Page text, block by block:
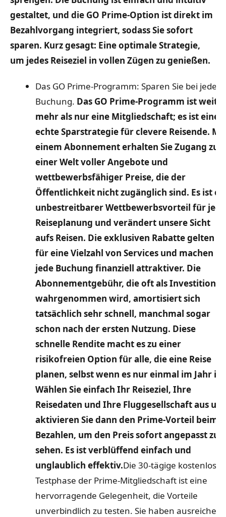
gestaltet, und die GO Prime-Option ist direkt im
Bezahlvorgang integriert, sodass Sie sofort
sparen. Kurz gesagt: Eine optimale Strategie,
um jedes Reiseziel in vollen Zügen zu genießen.
Das GO Prime-Programm: Sparen Sie bei jeder
Buchung. Das GO Prime-Programm ist weit
mehr als nur eine Mitgliedschaft; es ist eine
echte Sparstrategie für clevere Reisende. Mit
einem Abonnement erhalten Sie Zugang zu
einer Welt voller Angebote und
wettbewerbsfähiger Preise, die der
Öffentlichkeit nicht zugänglich sind. Es ist
unbestreitbarer Wettbewerbsvorteil für jede
Reiseplanung und verändert unsere Sicht
aufs Reisen. Die exklusiven Rabatte gelten
für eine Vielzahl von Services und machen
jede Buchung finanziell attraktiver. Die
Abonnementgebühr, die oft als Investition
wahrgenommen wird, amortisiert sich
tatsächlich sehr schnell, manchmal sogar
schon nach der ersten Nutzung. Diese
schnelle Rendite macht es zu einer
risikofreien Option für alle, die eine Reise
planen, selbst wenn es nur einmal im Jahr ist.
Wählen Sie einfach Ihr Reiseziel, Ihre
Reisedaten und Ihre Fluggesellschaft aus
aktivieren Sie dann den Prime-Vorteil beim
Bezahlen, um den Preis sofort angepasst zu
sehen. Es ist verblüffend einfach und
unglaublich effektiv.Die 30-tägige kostenlose
Testphase der Prime-Mitgliedschaft ist eine
hervorragende Gelegenheit, die Vorteile
unverbindlich zu testen. Sie haben